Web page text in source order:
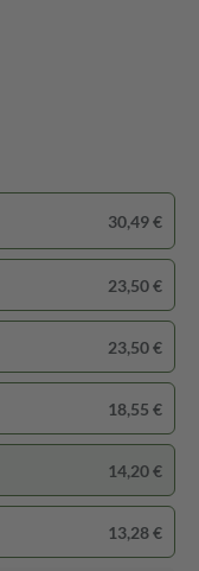
30,49 €
23,50 €
23,50 €
18,55 €
14,20 €
13,28 €